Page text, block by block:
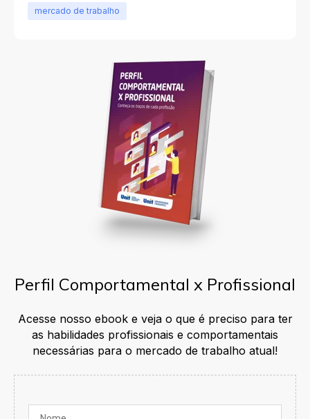
mercado de trabalho
Perfil Comportamental x Profissional
Acesse nosso ebook e veja o que é preciso para ter
as habilidades profissionais e comportamentais
necessárias para o mercado de trabalho atual!